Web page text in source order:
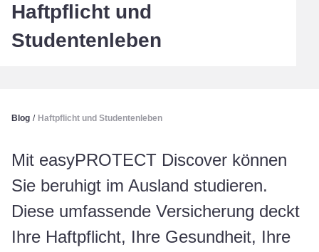
Haftpflicht und
Studentenleben
Blog / Haftpflicht und Studentenleben
Mit easyPROTECT Discover können
Sie beruhigt im Ausland studieren.
Diese umfassende Versicherung deckt
Ihre Haftpflicht, Ihre Gesundheit, Ihre